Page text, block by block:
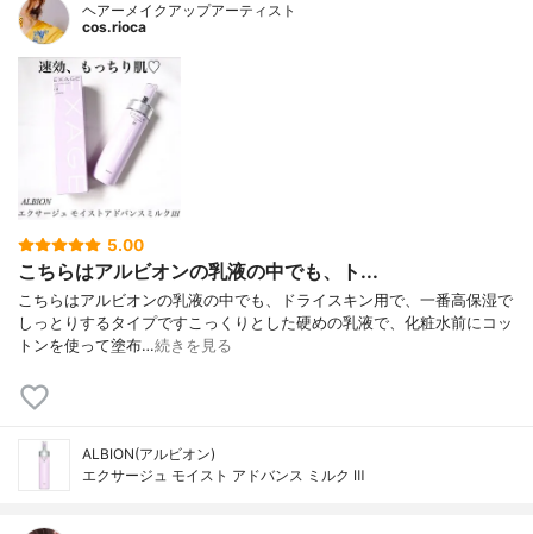
ヘアーメイクアップアーティスト
cos.rioca
5.00
こちらはアルビオンの乳液の中でも、ト...
こちらはアルビオンの乳液の中でも、ドライスキン用で、一番高保湿で
しっとりするタイプですこっくりとした硬めの乳液で、化粧水前にコッ
トンを使って塗布…続きを見る
ALBION(アルビオン)
エクサージュ モイスト アドバンス ミルク Ⅲ